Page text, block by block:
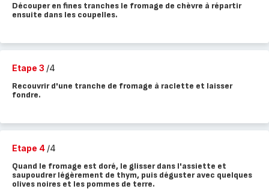
Découper en fines tranches le fromage de chèvre à répartir
ensuite dans les coupelles.
Etape 3 /4
Recouvrir d'une tranche de fromage à raclette et laisser
fondre.
Etape 4 /4
Quand le fromage est doré, le glisser dans l'assiette et
saupoudrer légèrement de thym, puis déguster avec quelques
olives noires et les pommes de terre.